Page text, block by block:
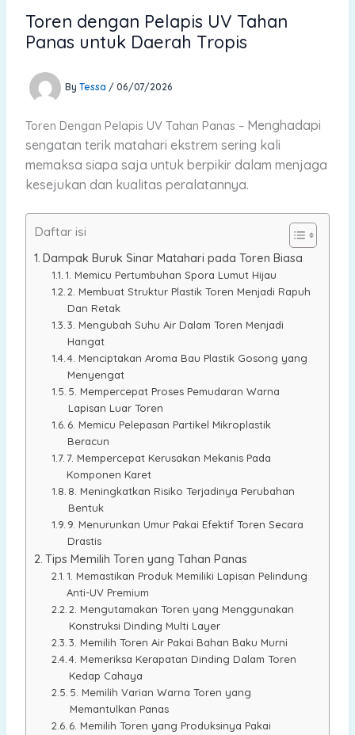
Toren dengan Pelapis UV Tahan
Panas untuk Daerah Tropis
By Tessa / 06/07/2026
Toren Dengan Pelapis UV Tahan Panas – Menghadapi
sengatan terik matahari ekstrem sering kali
memaksa siapa saja untuk berpikir dalam menjaga
kesejukan dan kualitas peralatannya.
Daftar isi
Dampak Buruk Sinar Matahari pada Toren Biasa
1. Memicu Pertumbuhan Spora Lumut Hijau
2. Membuat Struktur Plastik Toren Menjadi Rapuh
Dan Retak
3. Mengubah Suhu Air Dalam Toren Menjadi
Hangat
4. Menciptakan Aroma Bau Plastik Gosong yang
Menyengat
5. Mempercepat Proses Pemudaran Warna
Lapisan Luar Toren
6. Memicu Pelepasan Partikel Mikroplastik
Beracun
7. Mempercepat Kerusakan Mekanis Pada
Komponen Karet
8. Meningkatkan Risiko Terjadinya Perubahan
Bentuk
9. Menurunkan Umur Pakai Efektif Toren Secara
Drastis
Tips Memilih Toren yang Tahan Panas
1. Memastikan Produk Memiliki Lapisan Pelindung
Anti-UV Premium
2. Mengutamakan Toren yang Menggunakan
Konstruksi Dinding Multi Layer
3. Memilih Toren Air Pakai Bahan Baku Murni
4. Memeriksa Kerapatan Dinding Dalam Toren
Kedap Cahaya
5. Memilih Varian Warna Toren yang
Memantulkan Panas
6. Memilih Toren yang Produksinya Pakai